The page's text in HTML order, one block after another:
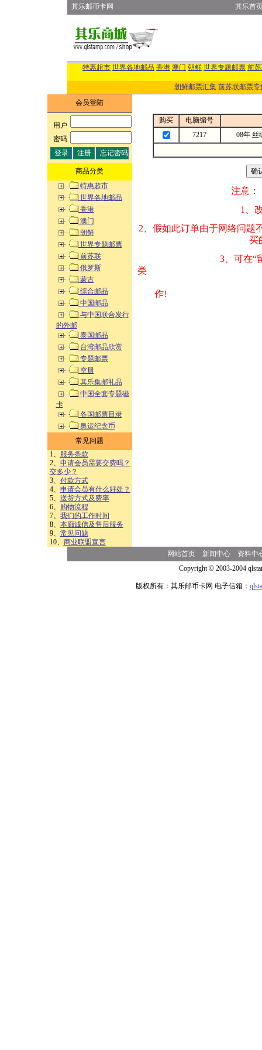
其乐邮币卡网 其乐首
特惠超市 世界各地邮品 香港 澳门 朝鲜 世界专题邮票 前
朝鲜邮票汇集 前苏联邮票专
会员登陆
用户:
密码:
商品分类
特惠超市
世界各地邮品
香港
澳门
朝鲜
世界专题邮票
前苏联
俄罗斯
蒙古
综合邮品
中国邮品
与中国联合发行
的外邮
泰国邮品
台湾邮品欣赏
专题邮票
空册
其乐集邮礼品
中国全套专题磁
卡
各国邮票目录
奥运纪念币
常见问题
1、
服务条款
2、 申请会员需要交费吗？
交多少？
3、 付款方式
4、 申请会员有什么好处？
5、 送货方式及费率
6、
购物流程
7、 我们的工作时间
8、 本廊诚信及售后服务
9、 常见问题
10、 商业联盟宣言
购买
电脑编号
7217
08年 丝
注意：
1、改变商品数量
2、假如此订单由
买的邮品的“
3、可在“
类 方式告之
作!
网站首页 新闻中心
资料中
Copyright © 2003-2004
版权所有：其乐邮币卡网 电子信箱：